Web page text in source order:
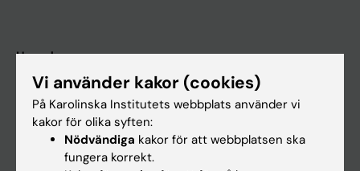
Huvudmeny
Utbildning
Forskarutbildning
Forskning
Vi använder kakor (cookies)
På Karolinska Institutets webbplats använder vi
kakor för olika syften:
Nödvändiga kakor för att webbplatsen ska
fungera korrekt.